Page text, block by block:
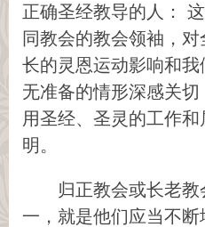
正确圣经教导的人：
同教会的教会领袖，
长的灵恩运动影响和
无准备的情形深感关
用圣经、圣灵的工作
明。
归正教会或长老
一，就是他们应当不